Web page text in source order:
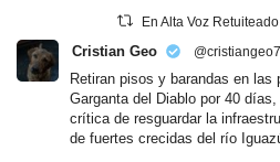
En Alta Voz Retuiteado
Cristian Geo @cristiangeo7
Retiran pisos y barandas en las
Garganta del Diablo por 40
crítica de resguardar la
de fuertes crecidas del río